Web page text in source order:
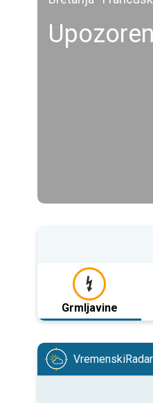
Grmljavine
VremenskiRadar